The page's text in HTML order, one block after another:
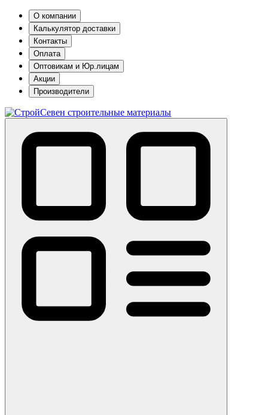
О компании
Калькулятор доставки
Контакты
Оплата
Оптовикам и Юр.лицам
Акции
Производители